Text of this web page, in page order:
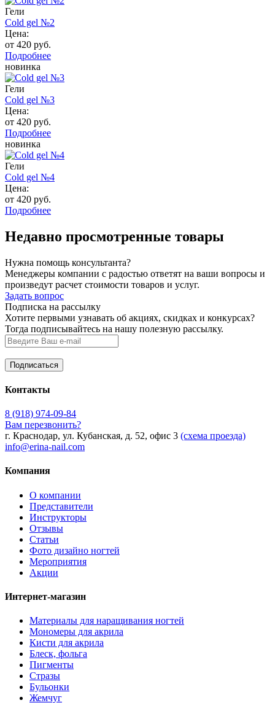
Гели
Cold gel №2
Цена:
от 420 руб.
Подробнее
новинка
Гели
Cold gel №3
Цена:
от 420 руб.
Подробнее
новинка
Гели
Cold gel №4
Цена:
от 420 руб.
Подробнее
Недавно просмотренные товары
Нужна помощь консультанта?
Менеджеры компании с радостью ответят на ваши вопросы и
произведут расчет стоимости товаров и услуг.
Задать вопрос
Подписка на рассылку
Хотите первыми узнавать об акциях, скидках и конкурсах?
Тогда подписывайтесь на нашу полезную рассылку.
Контакты
8 (918) 974-09-84
Вам перезвонить?
г. Краснодар, ул. Кубанская, д. 52, офис 3 (схема проезда)
info@erina-nail.com
Компания
О компании
Представители
Инструкторы
Отзывы
Статьи
Фото дизайно ногтей
Мероприятия
Акции
Интернет-магазин
Материалы для наращивания ногтей
Мономеры для акрила
Кисти для акрила
Блеск, фольга
Пигменты
Стразы
Бульонки
Жемчуг